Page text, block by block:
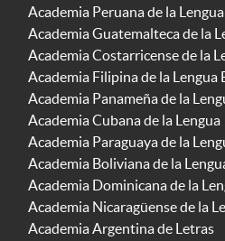
Academia Peruana de la Lengua
Academia Guatemalteca de la
Academia Costarricense de la
Academia Filipina de la Lengua
Academia Panameña de la
Academia Cubana de la Lengua
Academia Paraguaya de la
Academia Boliviana de la
Academia Dominicana de la
Academia Nicaragüense de la
Academia Argentina de Letras